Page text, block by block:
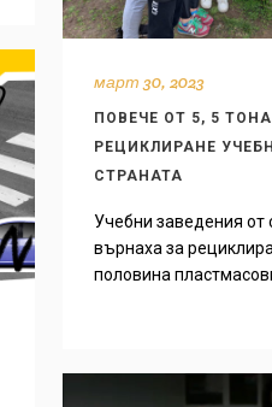
март 30, 2023
ПОВЕЧЕ ОТ 5, 5
РЕЦИКЛИРАНЕ
СТРАНАТА
Учебни заведения от
върнаха за
половина